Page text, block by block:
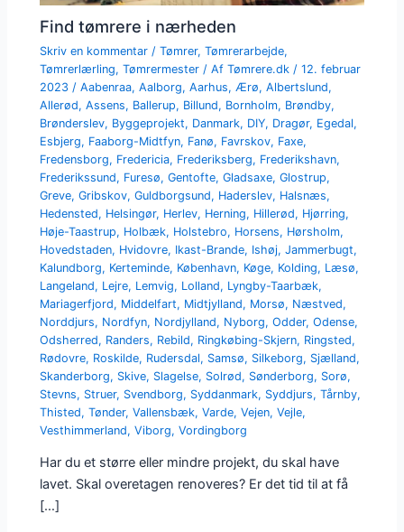
Find tømrere i nærheden
Skriv en kommentar /Tømrer,Tømrerarbejde,
Tømrerlærling,Tømrermester / AfTømrere.dk/12. februar
2023/Aabenraa,Aalborg,Aarhus,Ærø,Albertslund,
Allerød,Assens, Ballerup, Billund, Bornholm, Brøndby,
Brønderslev, Byggeprojekt, Danmark, DIY, Dragør, Egedal,
Esbjerg, Faaborg-Midtfyn, Fanø, Favrskov, Faxe,
Fredensborg, Fredericia, Frederiksberg, Frederikshavn,
Frederikssund, Furesø,Gentofte,Gladsaxe,Glostrup,
Greve,Gribskov,Guldborgsund, Haderslev, Halsnæs,
Hedensted, Helsingør, Herlev, Herning, Hillerød, Hjørring,
Høje-Taastrup, Holbæk, Holstebro, Horsens, Hørsholm,
Hovedstaden, Hvidovre, Ikast-Brande, Ishøj,Jammerbugt,
Kalundborg, Kerteminde, København, Køge, Kolding, Læsø,
Langeland, Lejre, Lemvig, Lolland, Lyngby-Taarbæk,
Mariagerfjord, Middelfart, Midtjylland, Morsø, Næstved,
Norddjurs, Nordfyn, Nordjylland, Nyborg,Odder,Odense,
Odsherred, Randers, Rebild, Ringkøbing-Skjern, Ringsted,
Rødovre, Roskilde, Rudersdal, Samsø, Silkeborg, Sjælland,
Skanderborg, Skive, Slagelse, Solrød, Sønderborg, Sorø,
Stevns, Struer, Svendborg, Syddanmark, Syddjurs,Tårnby,
Thisted,Tønder,Vallensbæk,Varde,Vejen,Vejle,
Vesthimmerland,Viborg,Vordingborg
Har du et større eller mindre projekt, du skal have
lavet. Skal overetagen renoveres? Er det tid til at få
[…]